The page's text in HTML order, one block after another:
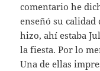
comentario he
enseñó su calidad
hizo, ahí estaba
la fiesta. Por lo
Una de ellas